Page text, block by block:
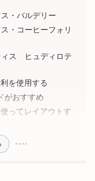
・バルデリー
・コーヒーフォリ
ィス ヒュディロテ
を使用する
がおすすめ
ってレイアウトす